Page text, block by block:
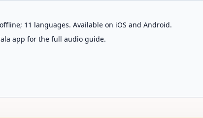
11 languages. Available on iOS and Android.
app for the full audio guide.